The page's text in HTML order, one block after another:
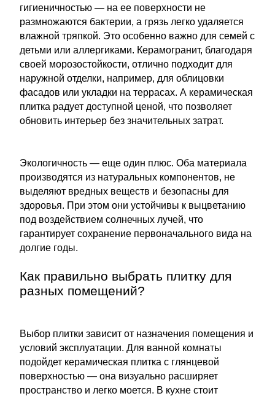
гигиеничностью — на ее поверхности не
размножаются бактерии, а грязь легко удаляется
влажной тряпкой. Это особенно важно для семей с
детьми или аллергиками. Керамогранит, благодаря
своей морозостойкости, отлично подходит для
наружной отделки, например, для облицовки
фасадов или укладки на террасах. А керамическая
плитка радует доступной ценой, что позволяет
обновить интерьер без значительных затрат.
Экологичность — еще один плюс. Оба материала
производятся из натуральных компонентов, не
выделяют вредных веществ и безопасны для
здоровья. При этом они устойчивы к выцветанию
под воздействием солнечных лучей, что
гарантирует сохранение первоначального вида на
долгие годы.
Как правильно выбрать плитку для
разных помещений?
Выбор плитки зависит от назначения помещения и
условий эксплуатации. Для ванной комнаты
подойдет керамическая плитка с глянцевой
поверхностью — она визуально расширяет
пространство и легко моется. В кухне стоит